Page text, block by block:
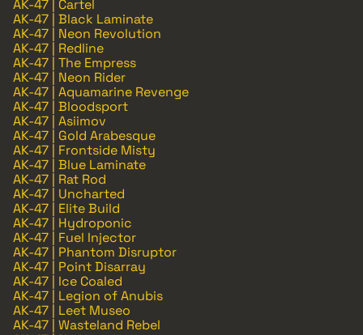
AK-47 | Cartel
AK-47 | Black Laminate
AK-47 | Neon Revolution
AK-47 | Redline
AK-47 | The Empress
AK-47 | Neon Rider
AK-47 | Aquamarine Revenge
AK-47 | Bloodsport
AK-47 | Asiimov
AK-47 | Gold Arabesque
AK-47 | Frontside Misty
AK-47 | Blue Laminate
AK-47 | Rat Rod
AK-47 | Uncharted
AK-47 | Elite Build
AK-47 | Hydroponic
AK-47 | Fuel Injector
AK-47 | Phantom Disruptor
AK-47 | Point Disarray
AK-47 | Ice Coaled
AK-47 | Legion of Anubis
AK-47 | Leet Museo
AK-47 | Wasteland Rebel